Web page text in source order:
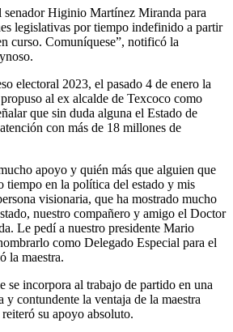
senador Higinio Martínez Miranda para
legislativas por tiempo indefinido a partir
curso. Comuníquese”, notificó la
electoral 2023, el pasado 4 de enero la
al ex alcalde de Texcoco como
que sin duda alguna el Estado de
con más de 18 millones de
apoyo y quién más que alguien que
tiempo en la política del estado y mis
visionaria, que ha mostrado mucho
nuestro compañero y amigo el Doctor
Le pedí a nuestro presidente Mario
como Delegado Especial para el
la maestra.
incorpora al trabajo de partido en una
y contundente la ventaja de la maestra
su apoyo absoluto.